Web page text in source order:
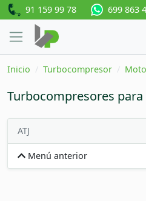
91 159 99 78 699 863
Inicio Turbocompresor
Turbocompresores para
ATJ
Menú anterior